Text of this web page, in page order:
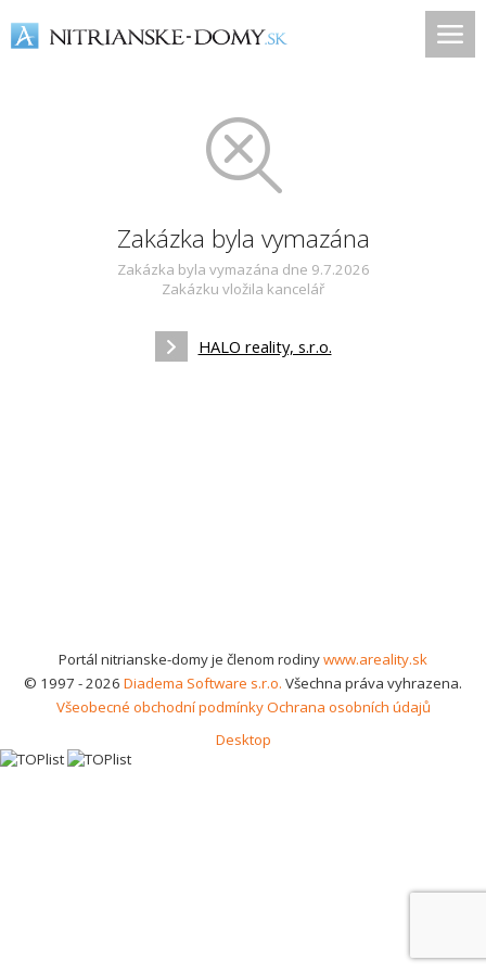
Zakázka byla vymazána
Zakázka byla vymazána dne 9.7.2026
Zakázku vložila kancelář
HALO reality, s.r.o.
Portál nitrianske-domy je členom rodinywww.areality.sk
© 1997 - 2026 Diadema Software s.r.o. Všechna práva vyhrazena.
Všeobecné obchodní podmínkyOchrana osobních údajů
Desktop